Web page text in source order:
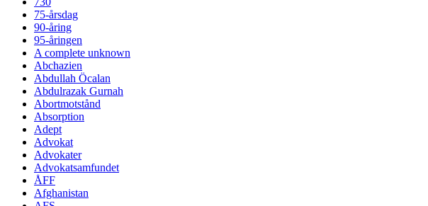
75-årsdag
90-åring
95-åringen
A complete unknown
Abchazien
Abdullah Öcalan
Abdulrazak Gurnah
Abortmotstånd
Absorption
Adept
Advokat
Advokater
Advokatsamfundet
ÅFF
Afghanistan